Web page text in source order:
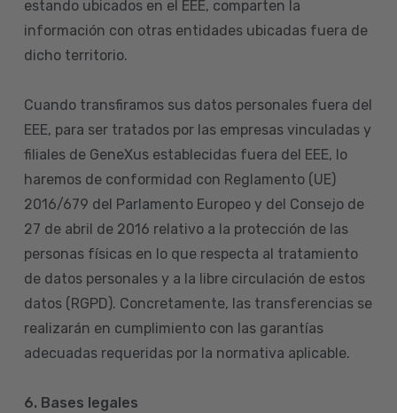
estando ubicados en el EEE, comparten la
información con otras entidades ubicadas fuera de
dicho territorio.
Cuando transfiramos sus datos personales fuera del
EEE, para ser tratados por las empresas vinculadas y
filiales de GeneXus establecidas fuera del EEE, lo
haremos de conformidad con Reglamento (UE)
2016/679 del Parlamento Europeo y del Consejo de
27 de abril de 2016 relativo a la protección de las
personas físicas en lo que respecta al tratamiento
de datos personales y a la libre circulación de estos
datos (RGPD). Concretamente, las transferencias se
realizarán en cumplimiento con las garantías
adecuadas requeridas por la normativa aplicable.
6. Bases legales